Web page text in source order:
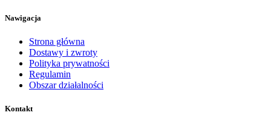
Nawigacja
Strona główna
Dostawy i zwroty
Polityka prywatności
Regulamin
Obszar działalności
Kontakt